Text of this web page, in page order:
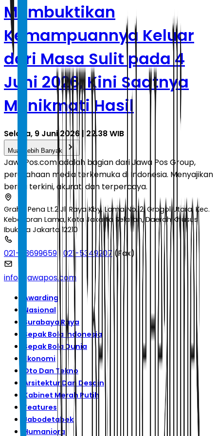
Membuktikan
Kemampuannya Keluar
dari Masa Sulit pada 4
Juni 2026, Kini Saatnya
Menikmati Hasil
Selasa, 9 Juni 2026 | 22.38 WIB
Muat Lebih Banyak
JawaPos.com adalah bagian dari Jawa Pos Group,
perusahaan media terkemuka di Indonesia. Menyajikan
berita terkini, akurat, dan terpercaya.
Graha Pena Lt.2 Jl. Raya Kby. Lama No.12, Grogol Utara, Kec.
Kebayoran Lama, Kota Jakarta Selatan, Daerah Khusus
Ibukota Jakarta 12210
021-53699659| 021-5349207(Fax)
info@jawapos.com
Awarding
Nasional
Surabaya Raya
Sepak Bola Indonesia
Sepak Bola Dunia
Ekonomi
Oto Dan Tekno
Arsitektur Dan Desain
Kabinet Merah Putih
Features
Jabodetabek
Humaniora